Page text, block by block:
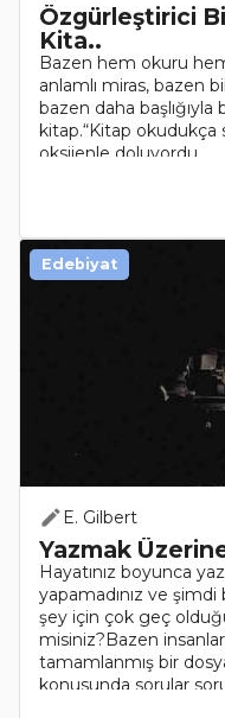
Özgürleştirici
Kita..
Bazen hem okuru hem
anlamlı miras, bazen
bazen daha
kitap.“Kitap okudukça
oksijenle doluyordu ..
E. Gilbert
Yazmak
Hayatınız boyunca
yapamadınız ve
şey için çok geç
misiniz?Bazen insanlar
tamamlanmış bir
konusunda sorular
Edebiyat